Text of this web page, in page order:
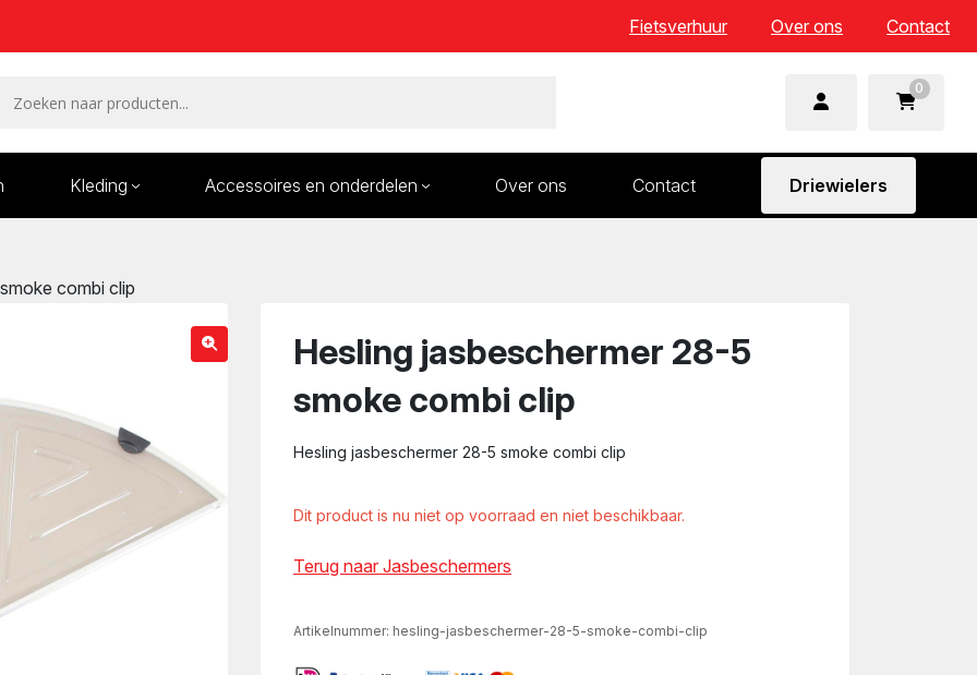
Fietsverhuur Over ons Contact
0
Kleding Accessoires en onderdelen
Sturen
Over ons Contact Driewielers
combi clip
Hesling jasbeschermer 28-5
smoke combi clip
Hesling jasbeschermer 28-5 smoke combi clip
Dit product is nu niet op voorraad en niet beschikbaar.
Terug naar Jasbeschermers
Artikelnummer: hesling-jasbeschermer-28-5-smoke-combi-clip